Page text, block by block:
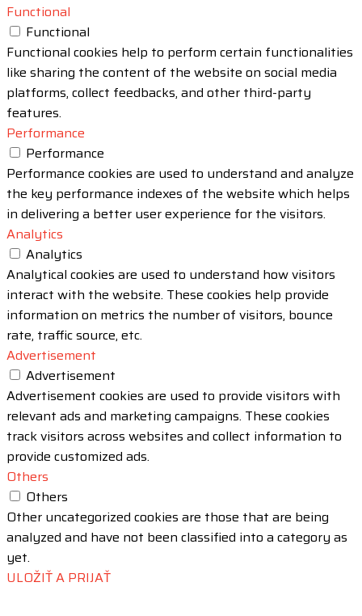
Functional
Functional
Functional cookies help to perform certain functionalities
like sharing the content of the website on social media
platforms, collect feedbacks, and other third-party
features.
Performance
Performance
Performance cookies are used to understand and analyze
the key performance indexes of the website which helps
in delivering a better user experience for the visitors.
Analytics
Analytics
Analytical cookies are used to understand how visitors
interact with the website. These cookies help provide
information on metrics the number of visitors, bounce
rate, traffic source, etc.
Advertisement
Advertisement
Advertisement cookies are used to provide visitors with
relevant ads and marketing campaigns. These cookies
track visitors across websites and collect information to
provide customized ads.
Others
Others
Other uncategorized cookies are those that are being
analyzed and have not been classified into a category as
yet.
ULOŽIŤ A PRIJAŤ